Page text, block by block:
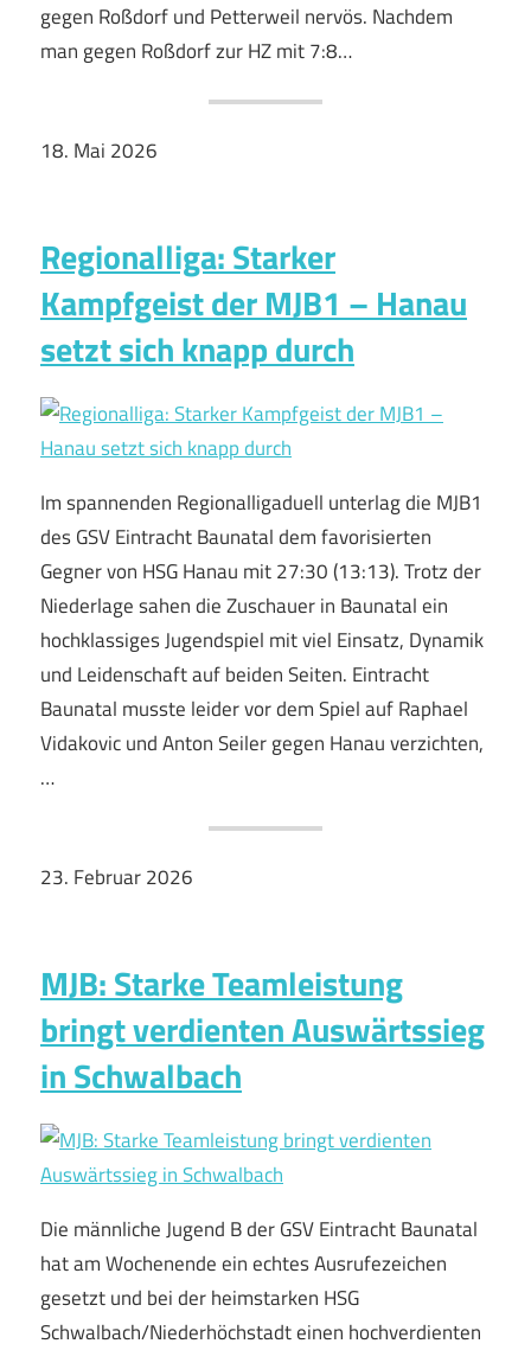
gegen Roßdorf und Petterweil nervös. Nachdem
man gegen Roßdorf zur HZ mit 7:8…
18. Mai 2026
Regionalliga: Starker
Kampfgeist der MJB1 – Hanau
setzt sich knapp durch
Im spannenden Regionalligaduell unterlag die MJB1
des GSV Eintracht Baunatal dem favorisierten
Gegner von HSG Hanau mit 27:30 (13:13). Trotz der
Niederlage sahen die Zuschauer in Baunatal ein
hochklassiges Jugendspiel mit viel Einsatz, Dynamik
und Leidenschaft auf beiden Seiten. Eintracht
Baunatal musste leider vor dem Spiel auf Raphael
Vidakovic und Anton Seiler gegen Hanau verzichten,
…
23. Februar 2026
MJB: Starke Teamleistung
bringt verdienten Auswärtssieg
in Schwalbach
Die männliche Jugend B der GSV Eintracht Baunatal
hat am Wochenende ein echtes Ausrufezeichen
gesetzt und bei der heimstarken HSG
Schwalbach/Niederhöchstadt einen hochverdienten